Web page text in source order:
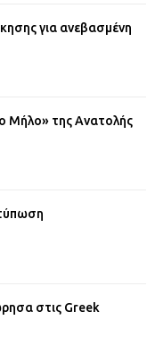
για ανεβασμένη
Μήλο» της Ανατολής
στις Greek